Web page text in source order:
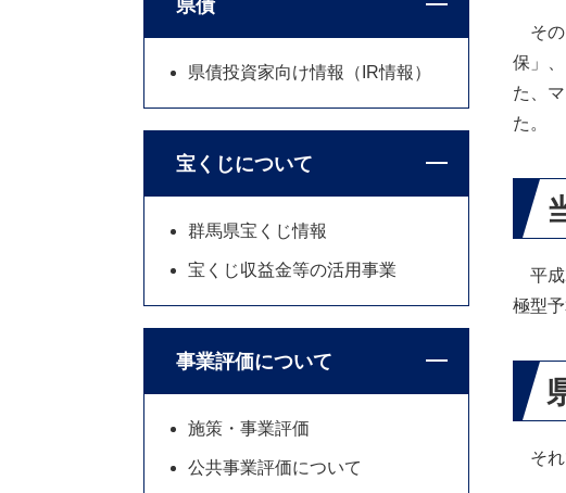
その
保」
た、
た。
平成
極型
それ
県債
県債投資家向け情報（IR情報）
宝くじについて
群馬県宝くじ情報
宝くじ収益金等の活用事業
事業評価について
施策・事業評価
公共事業評価について